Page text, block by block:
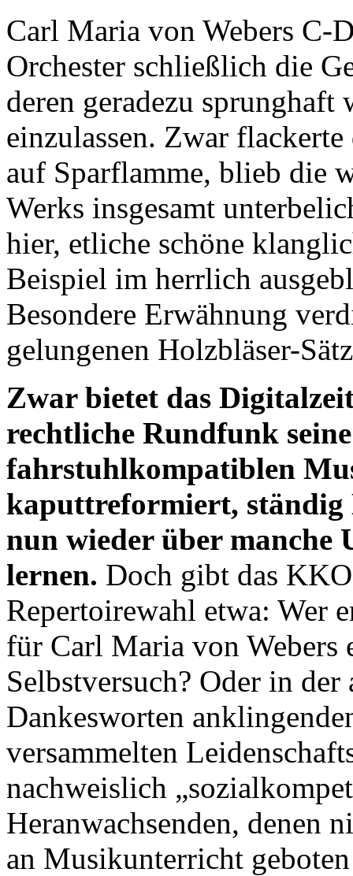
Carl Maria von Webers C-
Orchester schließlich die
deren geradezu sprunghaft
einzulassen. Zwar
auf Sparflamme, blieb die
Werks insgesamt
hier, etliche schöne
Beispiel im herrlich
Besondere Erwähnung
gelungenen Holzbläser-
Zwar bietet das
rechtliche Rundfunk
fahrstuhlkompatiblen
kaputtreformiert, ständig
nun wieder über manche
lernen. Doch gibt das
Repertoirewahl etwa: Wer
für Carl Maria von Webers
Selbstversuch? Oder in
Dankesworten
versammelten
nachweislich
Heranwachsenden, denen
an Musikunterricht